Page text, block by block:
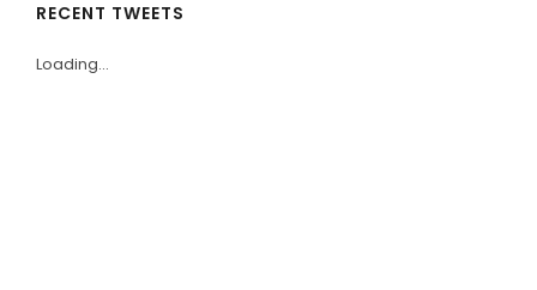
RECENT TWEETS
Loading...